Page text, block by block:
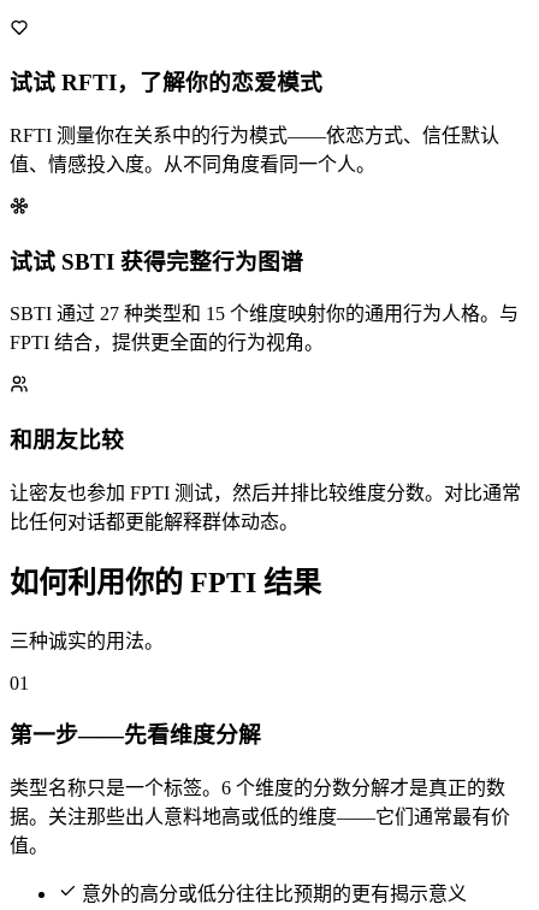
试试 RFTI，了解你的恋爱模式
RFTI 测量你在关系中的行为模式——依恋方式、信任默认
值、情感投入度。从不同角度看同一个人。
试试 SBTI 获得完整行为图谱
SBTI 通过 27 种类型和 15 个维度映射你的通用行为人格。与
FPTI 结合，提供更全面的行为视角。
和朋友比较
让密友也参加 FPTI 测试，然后并排比较维度分数。对比通常
比任何对话都更能解释群体动态。
如何利用你的 FPTI 结果
三种诚实的用法。
01
第一步——先看维度分解
类型名称只是一个标签。6 个维度的分数分解才是真正的数
据。关注那些出人意料地高或低的维度——它们通常最有价
值。
意外的高分或低分往往比预期的更有揭示意义